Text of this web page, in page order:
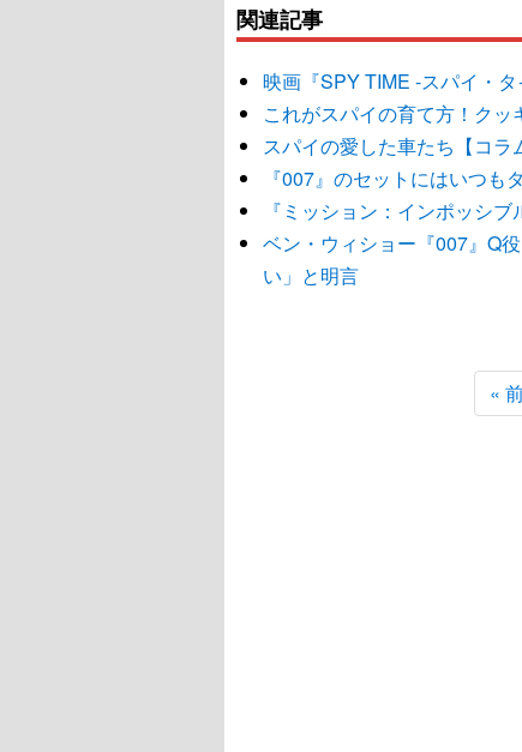
関連記事
映画『SPY TIME -スパイ・
これがスパイの育て方！ク
スパイの愛した車たち【コラ
『007』のセットにはいつも
『ミッション：インポッシ
ベン・ウィショー『007』Q
い」と明言
«